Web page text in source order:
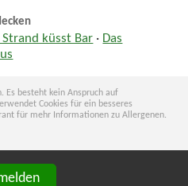
küsst Bar · Das
Es besteht kein Anspruch auf
Cookies für ein besseres
für mehr Informationen zu Allergenen.